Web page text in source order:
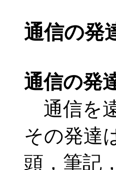
通信の発
通信の発
通信を
その発達
頭，筆記